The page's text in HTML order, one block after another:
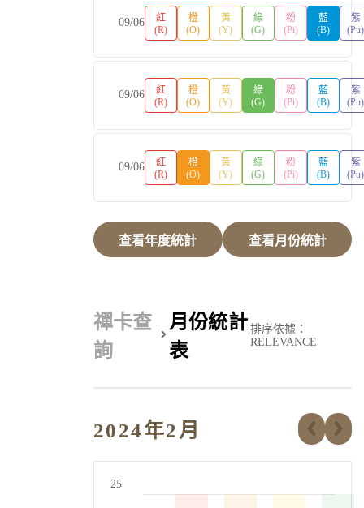
09/06
紅
(R)
橙
(O)
黃
(Y)
綠
(G)
粉
(Pi)
藍
(B)
紫
(Pu)
09/06
紅
(R)
橙
(O)
黃
(Y)
綠
(G)
粉
(Pi)
藍
(B)
紫
(Pu)
09/06
紅
(R)
橙
(O)
黃
(Y)
綠
(G)
粉
(Pi)
藍
(B)
紫
(Pu)
查看年度統計 查看月份統計
禪卡查
詢
月份統計
表
排序依據：
RELEVANCE
2024年2月
25